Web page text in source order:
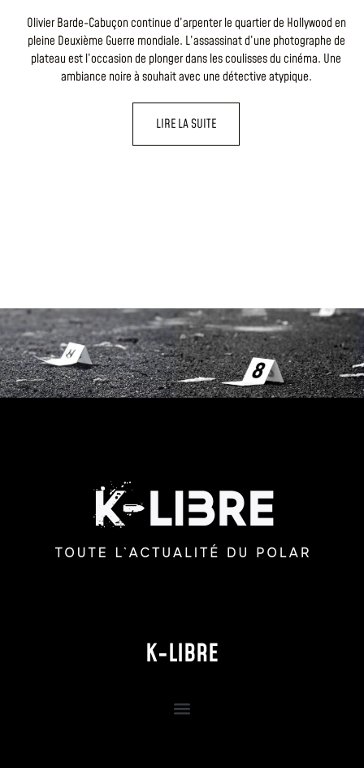
Olivier Barde-Cabuçon continue d’arpenter le quartier de Hollywood en
pleine Deuxième Guerre mondiale. L’assassinat d’une photographe de
plateau est l’occasion de plonger dans les coulisses du cinéma. Une
ambiance noire à souhait avec une détective atypique.
LIRE LA SUITE
K-LIBRE